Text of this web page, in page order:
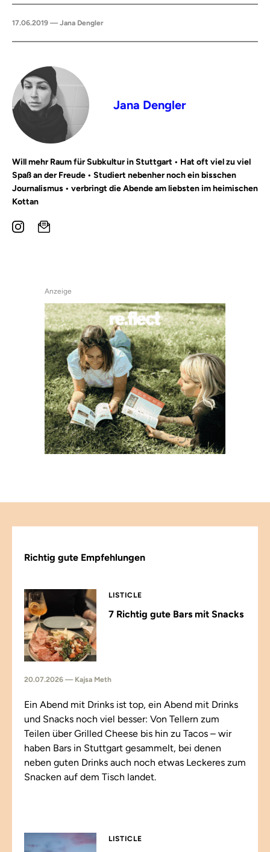
17.06.2019 — Jana Dengler
Jana Dengler
Will mehr Raum für Subkultur in Stuttgart • Hat oft viel zu viel
Spaß an der Freude • Studiert nebenher noch ein bisschen
Journalismus • verbringt die Abende am liebsten im heimischen
Kottan
Anzeige
Richtig gute Empfehlungen
LISTICLE
7 Richtig gute Bars mit Snacks
20.07.2026 — Kajsa Meth
Ein Abend mit Drinks ist top, ein Abend mit Drinks
und Snacks noch viel besser: Von Tellern zum
Teilen über Grilled Cheese bis hin zu Tacos – wir
haben Bars in Stuttgart gesammelt, bei denen
neben guten Drinks auch noch etwas Leckeres zum
Snacken auf dem Tisch landet.
LISTICLE